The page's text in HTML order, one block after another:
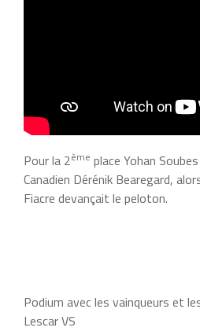
Pour la 2ème place Yohan
Canadien Dérénik Bearegard,
Fiacre devançait le peloton.
Podium avec les vainqueurs et
Lescar VS